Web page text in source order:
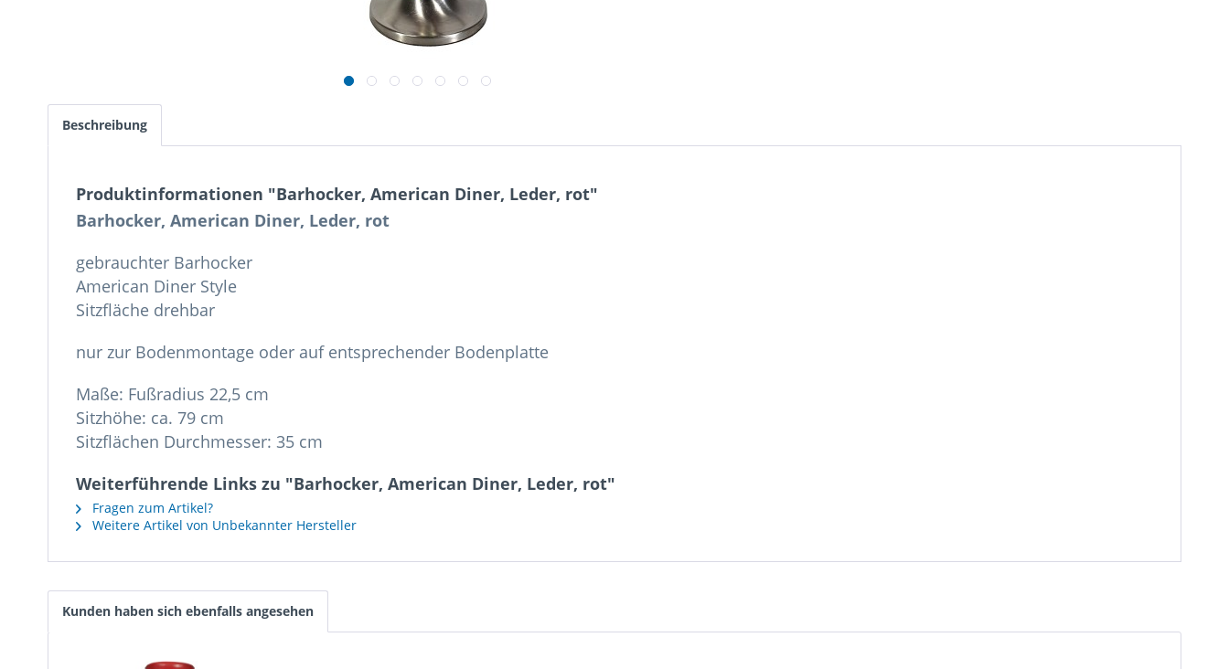
Beschreibung
Produktinformationen "Barhocker, American Diner, Leder, rot"
Barhocker, American Diner, Leder, rot
gebrauchter Barhocker
American Diner Style
Sitzfläche drehbar
nur zur Bodenmontage oder auf entsprechender Bodenplatte
Maße: Fußradius 22,5 cm
Sitzhöhe: ca. 79 cm
Sitzflächen Durchmesser: 35 cm
Weiterführende Links zu "Barhocker, American Diner, Leder, rot"
Fragen zum Artikel?
Weitere Artikel von Unbekannter Hersteller
Kunden haben sich ebenfalls angesehen